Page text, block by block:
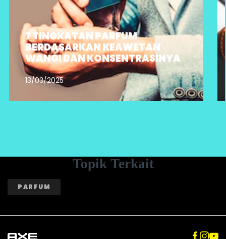
7 TINGKATAN PARFUM
BERDASARKAN KEAWETAN
WANGI DAN KONSENTRASINYA
13/03/2025
Topik Terkait
PARFUM